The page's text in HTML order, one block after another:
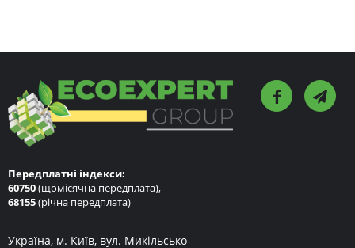
Передплатні індекси:
60750(щомісячна передплата),
68155(річна передплата)
Україна, м. Київ, вул. Микільсько-